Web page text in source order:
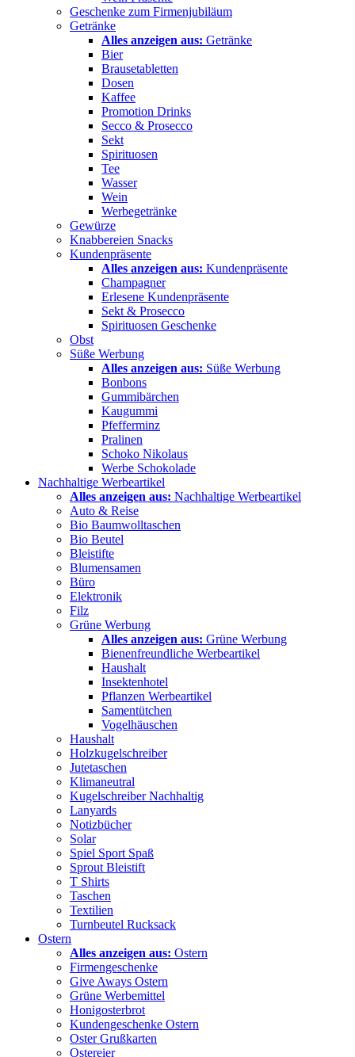
Geschenke zum Firmenjubiläum
Getränke
Alles anzeigen aus: Getränke
Bier
Brausetabletten
Dosen
Kaffee
Promotion Drinks
Secco & Prosecco
Sekt
Spirituosen
Tee
Wasser
Wein
Werbegetränke
Gewürze
Knabbereien Snacks
Kundenpräsente
Alles anzeigen aus: Kundenpräsente
Champagner
Erlesene Kundenpräsente
Sekt & Prosecco
Spirituosen Geschenke
Obst
Süße Werbung
Alles anzeigen aus: Süße Werbung
Bonbons
Gummibärchen
Kaugummi
Pfefferminz
Pralinen
Schoko Nikolaus
Werbe Schokolade
Nachhaltige Werbeartikel
Alles anzeigen aus: Nachhaltige Werbeartikel
Auto & Reise
Bio Baumwolltaschen
Bio Beutel
Bleistifte
Blumensamen
Büro
Elektronik
Filz
Grüne Werbung
Alles anzeigen aus: Grüne Werbung
Bienenfreundliche Werbeartikel
Haushalt
Insektenhotel
Pflanzen Werbeartikel
Samentütchen
Vogelhäuschen
Haushalt
Holzkugelschreiber
Jutetaschen
Klimaneutral
Kugelschreiber Nachhaltig
Lanyards
Notizbücher
Solar
Spiel Sport Spaß
Sprout Bleistift
T Shirts
Taschen
Textilien
Turnbeutel Rucksack
Ostern
Alles anzeigen aus: Ostern
Firmengeschenke
Give Aways Ostern
Grüne Werbemittel
Honigosterbrot
Kundengeschenke Ostern
Oster Grußkarten
Ostereier